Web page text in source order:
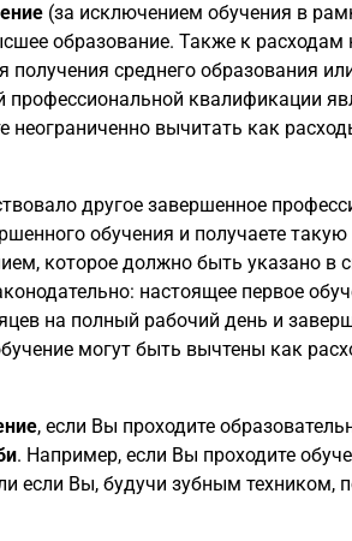
(за исключением обучения в
образование. Также к расходам
среднего образования
профессиональной квалификации
вычитать как
другое завершенное
обучения и получаете
которое должно быть указано в
настоящее первое
на полный рабочий день и
могут быть вычтены как
, если Вы проходите
. Например, если Вы проходите
если Вы, будучи зубным техником,